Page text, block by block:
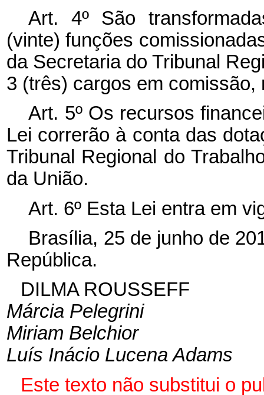
Art. 4º São
(vinte) funções
da Secretaria do Tribunal
3 (três) cargos em comissão,
Art. 5º Os recursos
Lei correrão à conta das
Tribunal Regional do
da União.
Art. 6º Esta Lei entra em
Brasília, 25 de junho de
República.
DILMA ROUSSEFF
Márcia Pelegrini
Miriam Belchior
Luís Inácio Lucena Adams
Este texto não substitui o